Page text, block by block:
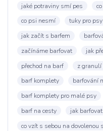
jaké potraviny smí pes
co psi nesmí
tuky pro
jak začít s barfem
začínáme barfovat
jak
přechod na barf
z granulí
barf komplety
barfování
barf komplety pro malé psy
barf na cesty
jak
co vzít s sebou na dovolenou